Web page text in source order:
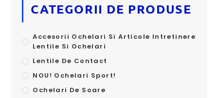
CATEGORII DE PRODUSE
Accesorii Ochelari Si Articole Intretinere
Lentile Si Ochelari
Lentile De Contact
NOU! Ochelari Sport!
Ochelari De Soare